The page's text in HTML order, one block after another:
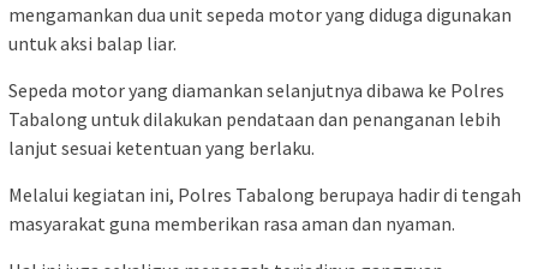
mengamankan dua unit sepeda motor yang diduga digunakan
untuk aksi balap liar.
Sepeda motor yang diamankan selanjutnya dibawa ke Polres
Tabalong untuk dilakukan pendataan dan penanganan lebih
lanjut sesuai ketentuan yang berlaku.
Melalui kegiatan ini, Polres Tabalong berupaya hadir di tengah
masyarakat guna memberikan rasa aman dan nyaman.